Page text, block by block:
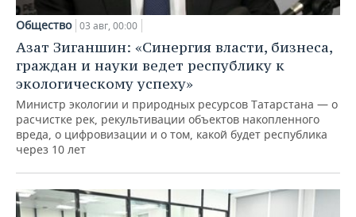
Общество 03 авг, 00:00
Азат Зиганшин: «Синергия власти, бизнеса,
граждан и науки ведет республику к
экологическому успеху»
Министр экологии и природных ресурсов Татарстана — о
расчистке рек, рекультивации объектов накопленного
вреда, о цифровизации и о том, какой будет республика
через 10 лет